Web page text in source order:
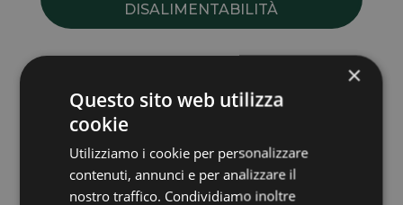
DISALIMENTABILITÀ
GLOSSARIO:
www.arera.it/bolletta/glossario-dei-termini/
×
Questo sito web utilizza
cookie
Utilizziamo i cookie per personalizzare
contenuti, annunci e per analizzare il
nostro traffico. Condividiamo inoltre